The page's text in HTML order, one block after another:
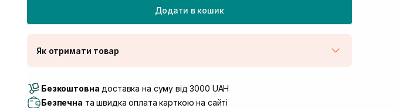
Додати в кошик
Як отримати товар
Самовивіз м. Луцьк, вул. Винниченка 4
Самовивіз м. Львів, вул. Академіка Підстригача, 1В (Duck’s
Безкоштовна доставка на суму від 3000 UAH
Безпечна та швидка оплата карткою на сайті